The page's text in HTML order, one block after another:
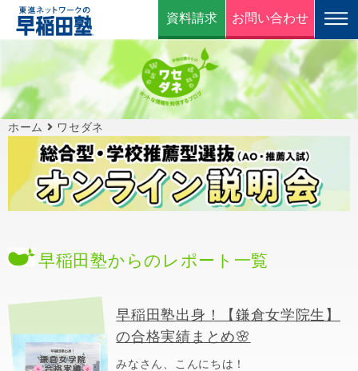
資料請求 お問い合わせ
ホーム ワセダネ
早稲田塾からのレポート一覧
早稲田塾出身！【鎌倉女学院生】
の合格実績まとめ🌸
みなさん、こんにちは！